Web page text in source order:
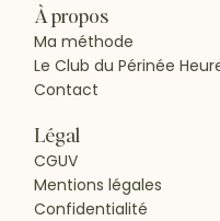
À propos
Ma méthode
Le Club du Périnée
Contact
Légal
CGUV
Mentions légales
Confidentialité